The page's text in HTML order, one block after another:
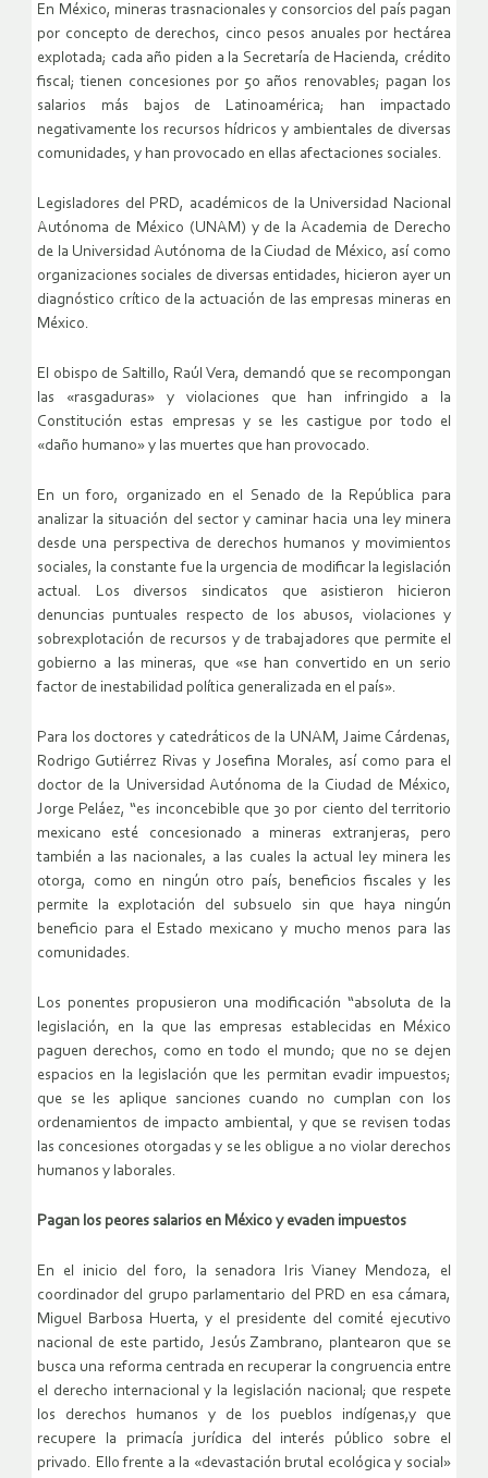
En México, mineras trasnacionales y consorcios del país pagan
por concepto de derechos, cinco pesos anuales por hectárea
explotada; cada año piden a la Secretaría de Hacienda, crédito
fiscal; tienen concesiones por 50 años renovables; pagan los
salarios más bajos de Latinoamérica; han impactado
negativamente los recursos hídricos y ambientales de diversas
comunidades, y han provocado en ellas afectaciones sociales.
Legisladores del PRD, académicos de la Universidad Nacional
Autónoma de México (UNAM) y de la Academia de Derecho
de la Universidad Autónoma de la Ciudad de México, así como
organizaciones sociales de diversas entidades, hicieron ayer un
diagnóstico crítico de la actuación de las empresas mineras en
México.
El obispo de Saltillo, Raúl Vera, demandó que se recompongan
las «rasgaduras» y violaciones que han infringido a la
Constitución estas empresas y se les castigue por todo el
«daño humano» y las muertes que han provocado.
En un foro, organizado en el Senado de la República para
analizar la situación del sector y caminar hacia una ley minera
desde una perspectiva de derechos humanos y movimientos
sociales, la constante fue la urgencia de modificar la legislación
actual. Los diversos sindicatos que asistieron hicieron
denuncias puntuales respecto de los abusos, violaciones y
sobrexplotación de recursos y de trabajadores que permite el
gobierno a las mineras, que «se han convertido en un serio
factor de inestabilidad política generalizada en el país».
Para los doctores y catedráticos de la UNAM, Jaime Cárdenas,
Rodrigo Gutiérrez Rivas y Josefina Morales, así como para el
doctor de la Universidad Autónoma de la Ciudad de México,
Jorge Peláez, “es inconcebible que 30 por ciento del territorio
mexicano esté concesionado a mineras extranjeras, pero
también a las nacionales, a las cuales la actual ley minera les
otorga, como en ningún otro país, beneficios fiscales y les
permite la explotación del subsuelo sin que haya ningún
beneficio para el Estado mexicano y mucho menos para las
comunidades.
Los ponentes propusieron una modificación “absoluta de la
legislación, en la que las empresas establecidas en México
paguen derechos, como en todo el mundo; que no se dejen
espacios en la legislación que les permitan evadir impuestos;
que se les aplique sanciones cuando no cumplan con los
ordenamientos de impacto ambiental, y que se revisen todas
las concesiones otorgadas y se les obligue a no violar derechos
humanos y laborales.
Pagan los peores salarios en México y evaden impuestos
En el inicio del foro, la senadora Iris Vianey Mendoza, el
coordinador del grupo parlamentario del PRD en esa cámara,
Miguel Barbosa Huerta, y el presidente del comité ejecutivo
nacional de este partido, Jesús Zambrano, plantearon que se
busca una reforma centrada en recuperar la congruencia entre
el derecho internacional y la legislación nacional; que respete
los derechos humanos y de los pueblos indígenas,y que
recupere la primacía jurídica del interés público sobre el
privado. Ello frente a la «devastación brutal ecológica y social»